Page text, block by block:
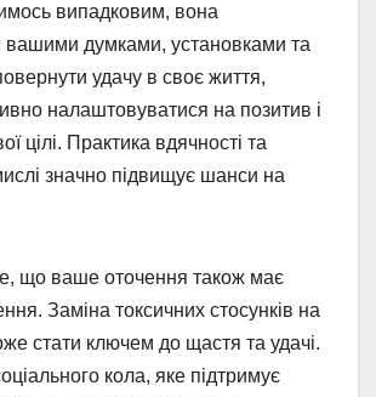
випадковим, вона
вашими думками, установками та
удачу в своє життя,
налаштовуватися на позитив і
цілі. Практика вдячності та
значно підвищує шанси на
що ваше оточення також має
Заміна токсичних стосунків на
стати ключем до щастя та удачі.
кола, яке підтримує